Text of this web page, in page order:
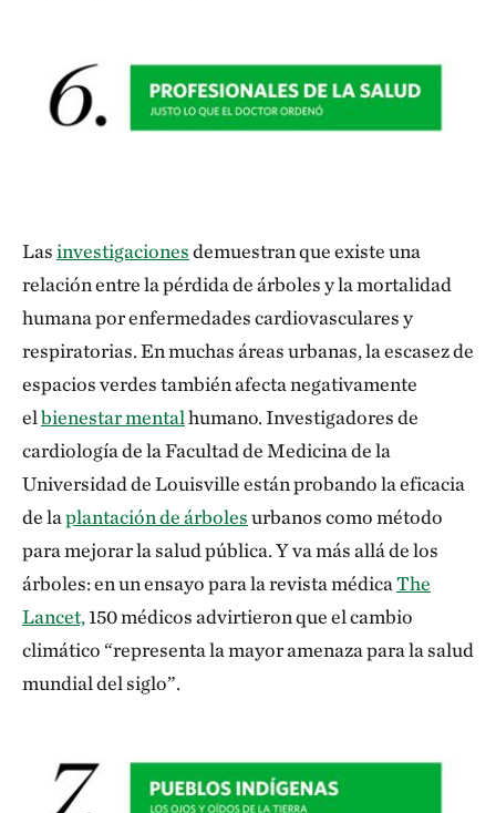
Lasinvestigacionesdemuestran que existe una
relación entre la pérdida de árboles y la mortalidad
humana por enfermedades cardiovasculares y
respiratorias. En muchas áreas urbanas, la escasez de
espacios verdes también afecta negativamente
elbienestar mentalhumano. Investigadores de
cardiología de la Facultad de Medicina de la
Universidad de Louisville están probando la eficacia
de laplantación de árbolesurbanos como método
para mejorar la salud pública. Y va más allá de los
árboles: en un ensayo para la revista médicaThe
Lancet,150 médicos advirtieron que el cambio
climático “representa la mayor amenaza para la salud
mundial del siglo”.